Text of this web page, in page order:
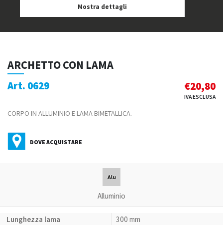
Mostra dettagli
ARCHETTO CON LAMA
Art. 0629 €20,80
IVA ESCLUSA
CORPO IN ALLUMINIO E LAMA BIMETALLICA.
DOVE ACQUISTARE
Alluminio
Lunghezza lama
300 mm